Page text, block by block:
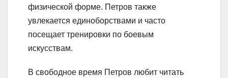
физической форме. Петров также
увлекается единоборствами и часто
посещает тренировки по боевым
искусствам.
В свободное время Петров любит читать